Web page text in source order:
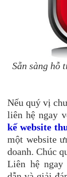
Sẵn sàng hỗ
Nếu quý vị
liên hệ ngay
kế website
một website
doanh. Chúc
Liên hệ